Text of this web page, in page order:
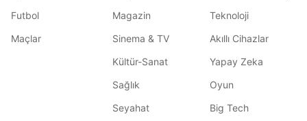
Futbol
Maçlar
Magazin
Sinema & TV
Kültür-Sanat
Sağlık
Seyahat
Teknoloji
Akıllı Cihazlar
Yapay Zeka
Oyun
Big Tech